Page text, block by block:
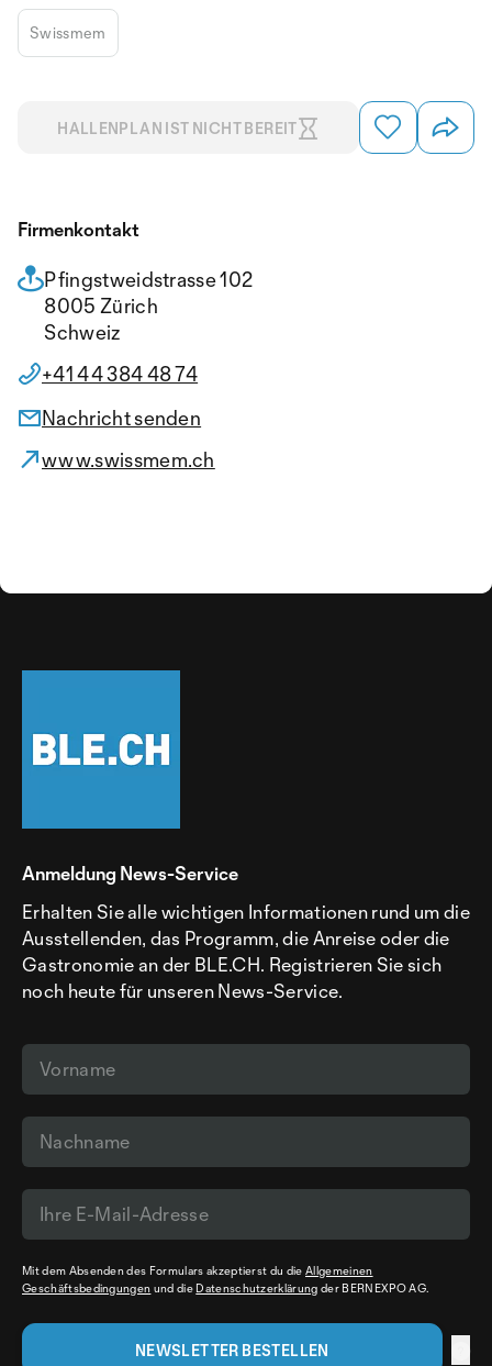
Swissmem
HALLENPLAN IST NICHT BEREIT
Firmenkontakt
Pfingstweidstrasse 102
8005 Zürich
Schweiz
+41 44 384 48 74
Nachricht senden
www.swissmem.ch
Anmeldung News-Service
Erhalten Sie alle wichtigen Informationen rund um die
Ausstellenden, das Programm, die Anreise oder die
Gastronomie an der BLE.CH. Registrieren Sie sich
noch heute für unseren News-Service.
Mit dem Absenden des Formulars akzeptierst du dieAllgemeinen
Geschäftsbedingungen und die Datenschutzerklärung der BERNEXPO AG.